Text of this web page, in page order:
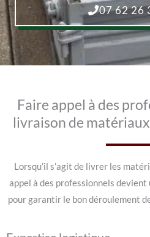
07 62 26
Faire appel à des
livraison de
Lorsqu’il s’agit de livrer les
appel à des professionnels
pour garantir le bon déroulement